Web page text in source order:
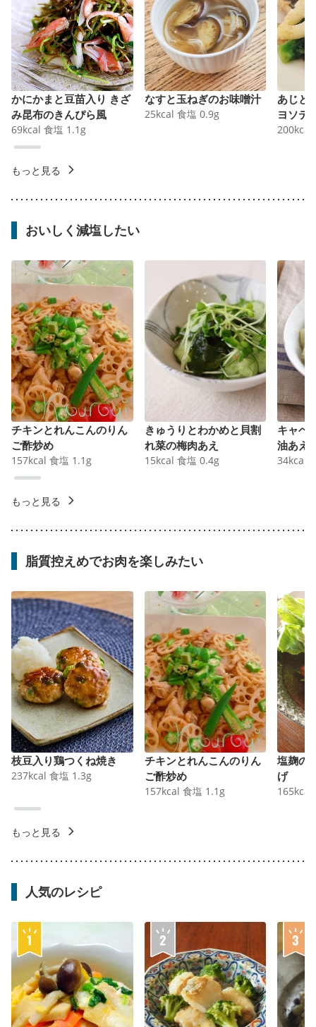
かにかまと豆苗入り きざ
み昆布のきんぴら風
69kcal 食塩 1.1 g
なすと玉ねぎのお味噌汁
25kcal 食塩 0.9g
あじと
ヨソテ
200kcal
もっと見る
おいしく減塩したい
チキンとれんこんのりん
ご酢炒め
157kcal 食塩 1.1 g
きゅうりとわかめと貝割
れ菜の梅肉あえ
15kcal 食塩 0.4g
キャベ
油あえ
34kcal
もっと見る
脂質控えめでお肉を楽しみたい
枝豆入り鶏つくね焼き
237kcal 食塩 1.3g
チキンとれんこんのりん
ご酢炒め
157kcal 食塩 1.1 g
塩麹の
げ
165kcal
もっと見る
人気のレシピ